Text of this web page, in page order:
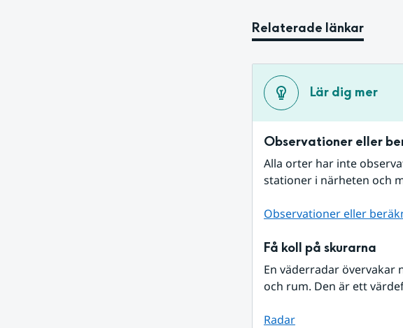
Relaterade länkar
Lär dig mer
Observationer eller
Alla orter har inte
stationer i närheten och
Observationer eller
Få koll på skurarna
En väderradar
och rum. Den är ett
Radar